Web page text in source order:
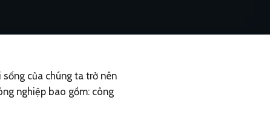
của chúng ta trở nên
nghiệp bao gồm: công